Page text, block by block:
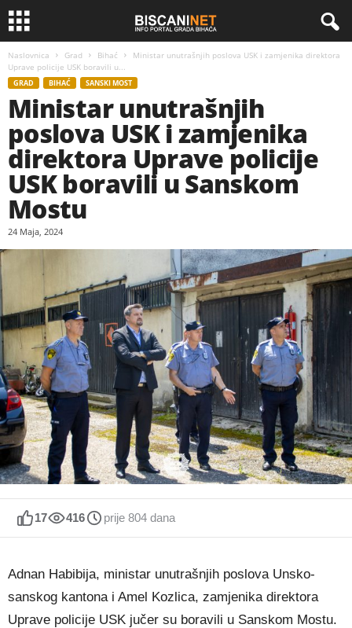
Naslovnica Grad Bihać
Ministar unutrašnjih poslova USK i zamjenika direktora
Uprave policije USK boravili u...
GRAD BIHAĆ SANSKI MOST
Ministar unutrašnjih
poslova USK i zamjenika
direktora Uprave policije
USK boravili u Sanskom
Mostu
24 Maja, 2024
17 416 prije 804 dana
Adnan Habibija, ministar unutrašnjih poslova Unsko-
sanskog kantona i Amel Kozlica, zamjenika direktora
Uprave policije USK jučer su boravili u Sanskom Mostu.